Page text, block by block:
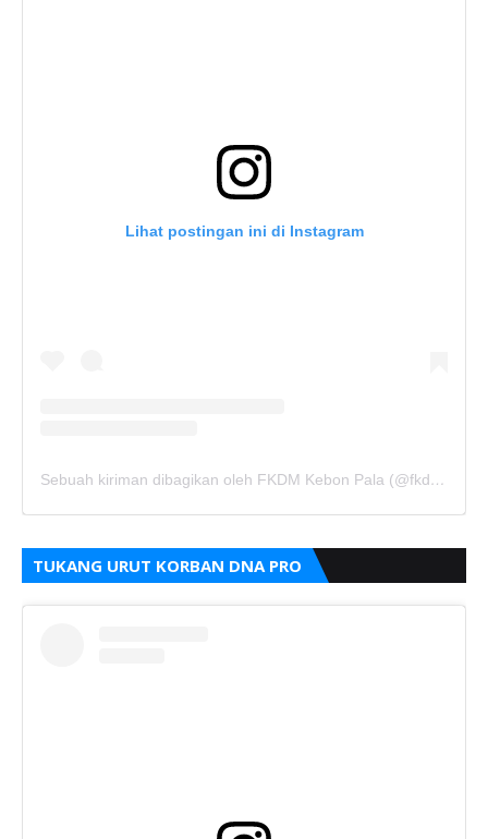
Lihat postingan ini di Instagram
Sebuah kiriman dibagikan oleh FKDM Kebon Pala (@fkdm_kebonpala)
TUKANG URUT KORBAN DNA PRO